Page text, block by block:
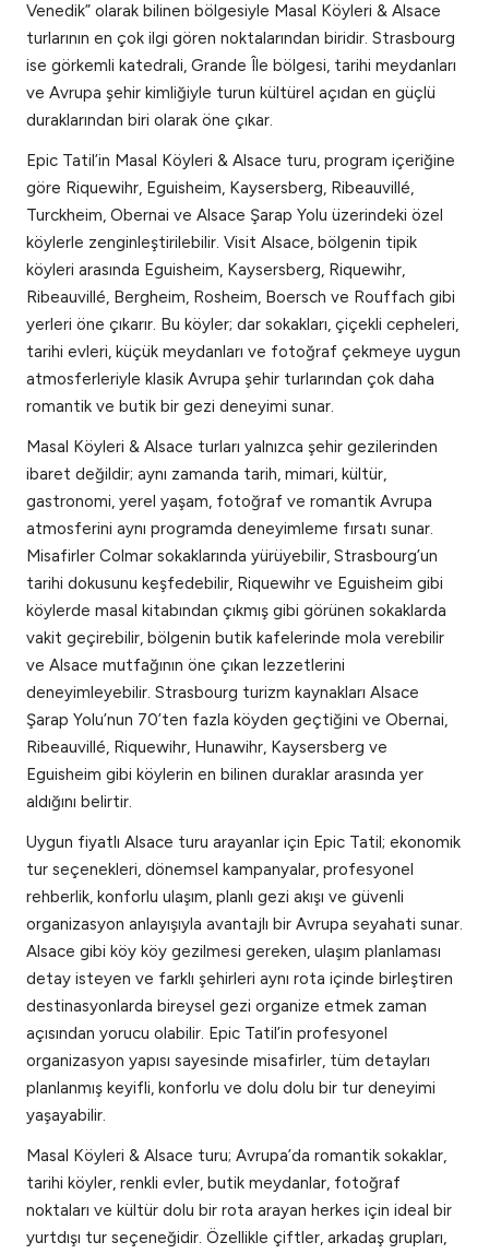
Venedik” olarak bilinen bölgesiyle Masal Köyleri & Alsace
turlarının en çok ilgi gören noktalarından biridir. Strasbourg
ise görkemli katedrali, Grande Île bölgesi, tarihi meydanları
ve Avrupa şehir kimliğiyle turun kültürel açıdan en güçlü
duraklarından biri olarak öne çıkar.
Epic Tatil’in Masal Köyleri & Alsace turu, program içeriğine
göre Riquewihr, Eguisheim, Kaysersberg, Ribeauvillé,
Turckheim, Obernai ve Alsace Şarap Yolu üzerindeki özel
köylerle zenginleştirilebilir. Visit Alsace, bölgenin tipik
köyleri arasında Eguisheim, Kaysersberg, Riquewihr,
Ribeauvillé, Bergheim, Rosheim, Boersch ve Rouffach gibi
yerleri öne çıkarır. Bu köyler; dar sokakları, çiçekli cepheleri,
tarihi evleri, küçük meydanları ve fotoğraf çekmeye uygun
atmosferleriyle klasik Avrupa şehir turlarından çok daha
romantik ve butik bir gezi deneyimi sunar.
Masal Köyleri & Alsace turları yalnızca şehir gezilerinden
ibaret değildir; aynı zamanda tarih, mimari, kültür,
gastronomi, yerel yaşam, fotoğraf ve romantik Avrupa
atmosferini aynı programda deneyimleme fırsatı sunar.
Misafirler Colmar sokaklarında yürüyebilir, Strasbourg’un
tarihi dokusunu keşfedebilir, Riquewihr ve Eguisheim gibi
köylerde masal kitabından çıkmış gibi görünen sokaklarda
vakit geçirebilir, bölgenin butik kafelerinde mola verebilir
ve Alsace mutfağının öne çıkan lezzetlerini
deneyimleyebilir. Strasbourg turizm kaynakları Alsace
Şarap Yolu’nun 70’ten fazla köyden geçtiğini ve Obernai,
Ribeauvillé, Riquewihr, Hunawihr, Kaysersberg ve
Eguisheim gibi köylerin en bilinen duraklar arasında yer
aldığını belirtir.
Uygun fiyatlı Alsace turu arayanlar için Epic Tatil; ekonomik
tur seçenekleri, dönemsel kampanyalar, profesyonel
rehberlik, konforlu ulaşım, planlı gezi akışı ve güvenli
organizasyon anlayışıyla avantajlı bir Avrupa seyahati sunar.
Alsace gibi köy köy gezilmesi gereken, ulaşım planlaması
detay isteyen ve farklı şehirleri aynı rota içinde birleştiren
destinasyonlarda bireysel gezi organize etmek zaman
açısından yorucu olabilir. Epic Tatil’in profesyonel
organizasyon yapısı sayesinde misafirler, tüm detayları
planlanmış keyifli, konforlu ve dolu dolu bir tur deneyimi
yaşayabilir.
Masal Köyleri & Alsace turu; Avrupa’da romantik sokaklar,
tarihi köyler, renkli evler, butik meydanlar, fotoğraf
noktaları ve kültür dolu bir rota arayan herkes için ideal bir
yurtdışı tur seçeneğidir. Özellikle çiftler, arkadaş grupları,